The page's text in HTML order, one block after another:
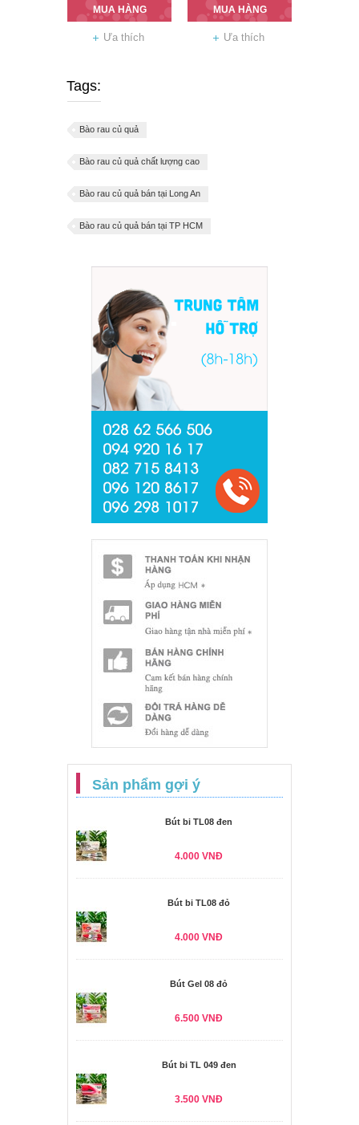
MUA HÀNG
Ưa thích
MUA HÀNG
Ưa thích
Tags:
Bào rau củ quả
Bào rau củ quả chất lượng cao
Bào rau củ quả bán tại Long An
Bào rau củ quả bán tại TP HCM
Sản phẩm gợi ý
Bút bi TL08 đen
4.000 VNĐ
Bút bi TL08 đỏ
4.000 VNĐ
Bút Gel 08 đỏ
6.500 VNĐ
Bút bi TL 049 đen
3.500 VNĐ